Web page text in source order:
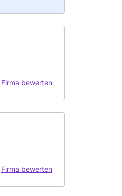
Firma bewerten
Firma bewerten